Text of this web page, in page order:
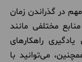
در گذراندن زمان
مختلفی مانند
راهکارهای
می‌توانید با